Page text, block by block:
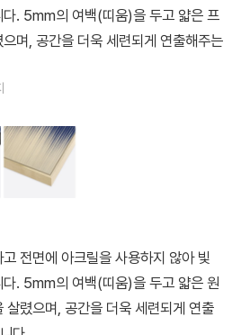
다. 5mm의 여백(띠움)을 두고 얇은 프
며, 공간을 더욱 세련되게 연출해주는
전면에 아크릴을 사용하지 않아 빛
다. 5mm의 여백(띠움)을 두고 얇은 원
살렸으며, 공간을 더욱 세련되게 연출